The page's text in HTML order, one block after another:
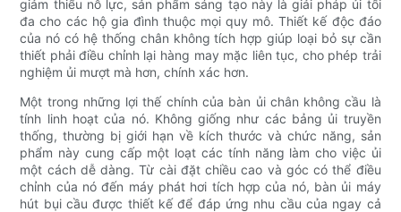
giảm thiểu nỗ lực, sản phẩm sáng tạo này là giải pháp ủi tối
đa cho các hộ gia đình thuộc mọi quy mô. Thiết kế độc đáo
của nó có hệ thống chân không tích hợp giúp loại bỏ sự cần
thiết phải điều chỉnh lại hàng may mặc liên tục, cho phép trải
nghiệm ủi mượt mà hơn, chính xác hơn.
Một trong những lợi thế chính của bàn ủi chân không cầu là
tính linh hoạt của nó. Không giống như các bảng ủi truyền
thống, thường bị giới hạn về kích thước và chức năng, sản
phẩm này cung cấp một loạt các tính năng làm cho việc ủi
một cách dễ dàng. Từ cài đặt chiều cao và góc có thể điều
chỉnh của nó đến máy phát hơi tích hợp của nó, bàn ủi máy
hút bụi cầu được thiết kế để đáp ứng nhu cầu của ngay cả